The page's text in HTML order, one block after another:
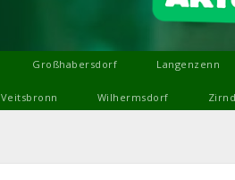
Großhabersdorf Langenzenn
Veitsbronn Wilhermsdorf